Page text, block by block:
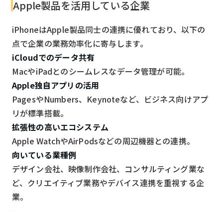
Apple製品を活用している企業
iPhoneはApple製品同士の連携に優れており、以下の
点で企業の業務効率化に寄与します。
iCloudでのデータ共有
MacやiPadとのシームレスなデータ管理が可能。
Apple独自アプリの活用
PagesやNumbers、Keynoteなど、ビジネス向けアプ
リが標準搭載。
拡張性の高いエコシステム
Apple WatchやAirPodsなどの周辺機器との連携。
向いている業種例
デザイン会社、映像制作会社、コンサルティング業な
ど、クリエイティブ業務やデバイス連携を重視する企
業。